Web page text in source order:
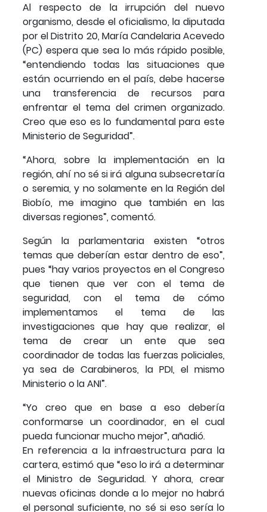
Al respecto de la irrupción del nuevo
organismo, desde el oficialismo, la diputada
por el Distrito 20, María Candelaria Acevedo
(PC) espera que sea lo más rápido posible,
“entendiendo todas las situaciones que
están ocurriendo en el país, debe hacerse
una transferencia de recursos para
enfrentar el tema del crimen organizado.
Creo que eso es lo fundamental para este
Ministerio de Seguridad”.
“Ahora, sobre la implementación en la
región, ahí no sé si irá alguna subsecretaría
o seremia, y no solamente en la Región del
Biobío, me imagino que también en las
diversas regiones”, comentó.
Según la parlamentaria existen “otros
temas que deberían estar dentro de eso”,
pues “hay varios proyectos en el Congreso
que tienen que ver con el tema de
seguridad, con el tema de cómo
implementamos el tema de las
investigaciones que hay que realizar, el
tema de crear un ente que sea
coordinador de todas las fuerzas policiales,
ya sea de Carabineros, la PDI, el mismo
Ministerio o la ANI”.
“Yo creo que en base a eso debería
conformarse un coordinador, en el cual
pueda funcionar mucho mejor”, añadió.
En referencia a la infraestructura para la
cartera, estimó que “eso lo irá a determinar
el Ministro de Seguridad. Y ahora, crear
nuevas oficinas donde a lo mejor no habrá
el personal suficiente, no sé si eso sería lo